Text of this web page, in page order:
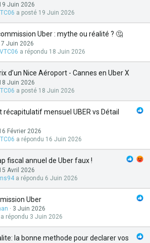
Juin 2026
19 Juin 2026
Uber : mythe ou réalité ? 🤔
Juin 2026
18 Juin 2026
d’un Nice Aéroport - Cannes en Uber X
Juin 2026
18 Juin 2026
récapitulatif mensuel UBER vs Détail
Février 2026
16 Juin 2026
fiscal annuel de Uber faux !
Avril 2026
6 Juin 2026
Uber
3 Juin 2026
3 Juin 2026
la bonne methode pour declarer vos